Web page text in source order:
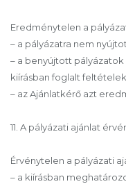
Eredménytelen a
– a pályázatra nem
– a benyújtott
kiírásban foglalt
– az Ajánlatkérő azt
11. A pályázati ajánlat
Érvénytelen a pályázati
– a kiírásban